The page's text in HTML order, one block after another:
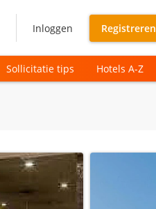
Inloggen Registreren
Sollicitatie tips Hotels A-Z